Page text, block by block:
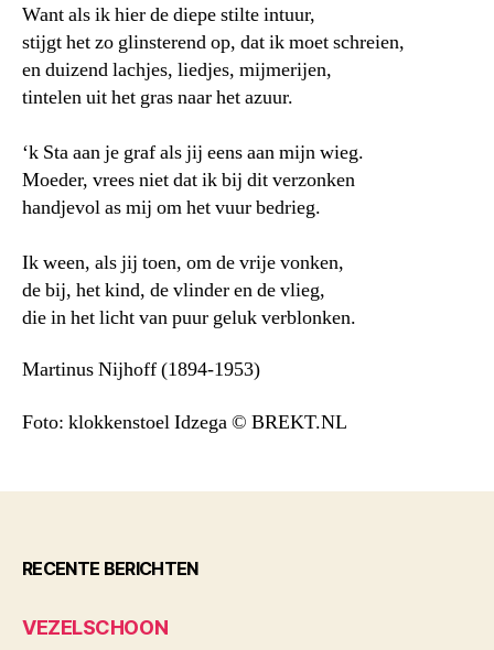
Want als ik hier de diepe stilte intuur,
stijgt het zo glinsterend op, dat ik moet schreien,
en duizend lachjes, liedjes, mijmerijen,
tintelen uit het gras naar het azuur.
‘k Sta aan je graf als jij eens aan mijn wieg.
Moeder, vrees niet dat ik bij dit verzonken
handjevol as mij om het vuur bedrieg.
Ik ween, als jij toen, om de vrije vonken,
de bij, het kind, de vlinder en de vlieg,
die in het licht van puur geluk verblonken.
Martinus Nijhoff (1894-1953)
Foto: klokkenstoel Idzega © BREKT.NL
RECENTE BERICHTEN
VEZELSCHOON